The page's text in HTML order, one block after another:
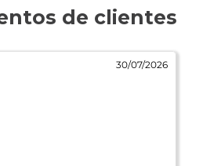
30/07/2026